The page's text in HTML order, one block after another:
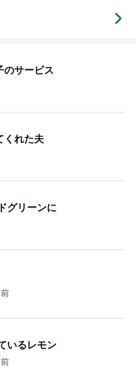
のサービス
くれた夫
グリーンに
いるレモン